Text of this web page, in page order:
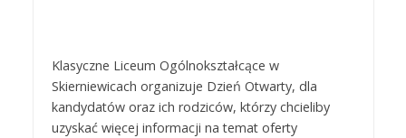
Klasyczne Liceum Ogólnokształcące w
Skierniewicach organizuje Dzień Otwarty, dla
kandydatów oraz ich rodziców, którzy chcieliby
uzyskać więcej informacji na temat oferty